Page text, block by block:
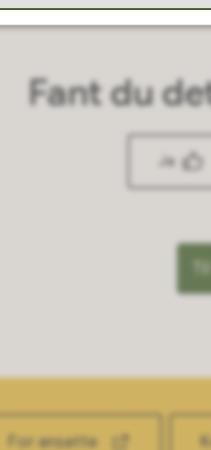
Fant du
Ja
For ansatte